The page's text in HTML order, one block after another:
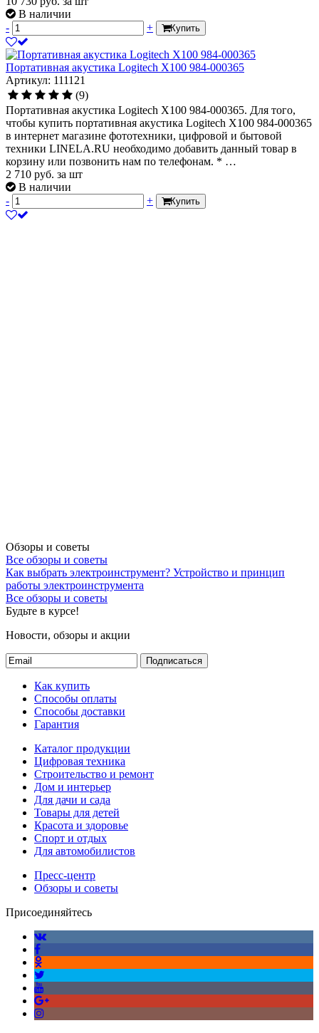
В наличии
-
+ Купить
Портативная акустика Logitech X100 984-000365
Артикул: 111121
(9)
Портативная акустика Logitech X100 984-000365. Для того,
чтобы купить портативная акустика Logitech X100 984-000365
в интернет магазине фототехники, цифровой и бытовой
техники LINELA.RU необходимо добавить данный товар в
корзину или позвонить нам по телефонам. * …
2 710 руб. за шт
В наличии
-
+ Купить
Обзоры и советы
Все обзоры и советы
Как выбрать электроинструмент? Устройство и принцип
работы электроинструмента
Все обзоры и советы
Будьте в курсе!
Новости, обзоры и акции
Подписаться
Как купить
Способы оплаты
Способы доставки
Гарантия
Каталог продукции
Цифровая техника
Строительство и ремонт
Дом и интерьер
Для дачи и сада
Товары для детей
Красота и здоровье
Спорт и отдых
Для автомобилистов
Пресс-центр
Обзоры и советы
Присоединяйтесь